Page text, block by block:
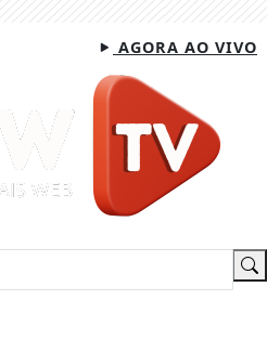
AGORA AO VIVO